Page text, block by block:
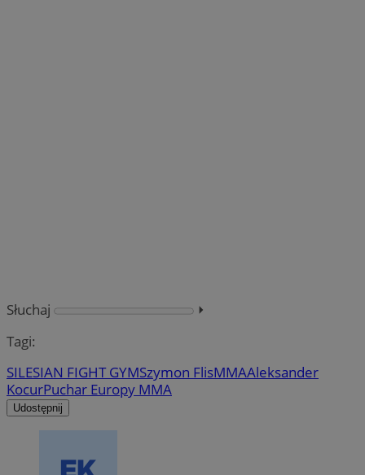
Słuchaj
⏵︎
Tagi:
SILESIAN FIGHT GYMSzymon FlisMMAAleksander
KocurPuchar Europy MMA
Udostępnij